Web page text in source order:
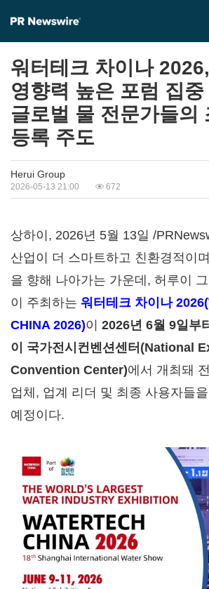
워터테크 차이나
영향력 높은 포럼 집중
글로벌 물 전문가들의
등록 주도
Herui Group
2026-05-13 21:00 672
상하이, 2026년 5월 13일 /
산업이 더 스마트하고 친환경적이
을 향해 나아가는 가운데, 허루이
이 주최하는 워터테크 차이나
CHINA 2026)이 2026년 6월 9일부
이
국가전시컨벤션센터 (National
Convention Center)에서 개최돼
업체, 업계 리더 및 최종 사용자들
예정이다.